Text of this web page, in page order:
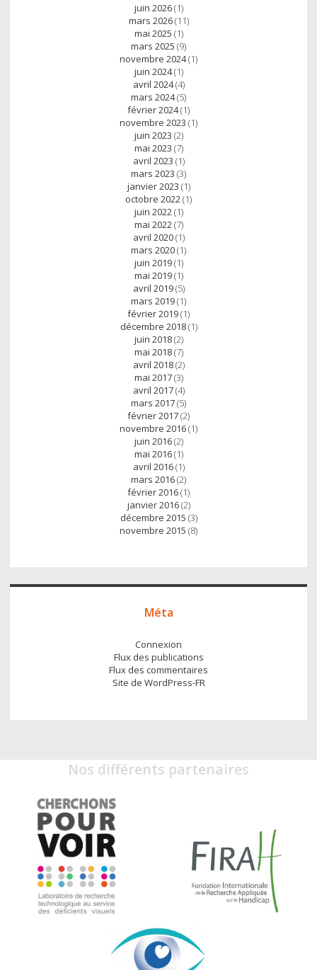
juin 2026(1)
mars 2026(11)
mai 2025 (1)
mars 2025 (9)
novembre 2024(1)
juin 2024(1)
avril 2024(4)
mars 2024(5)
février 2024(1)
novembre 2023 (1)
juin 2023 (2)
mai 2023 (7)
avril 2023 (1)
mars 2023 (3)
janvier 2023 (1)
octobre 2022(1)
juin 2022(1)
mai 2022(7)
avril 2020(1)
mars 2020(1)
juin 2019(1)
mai 2019(1)
avril 2019(5)
mars 2019(1)
février 2019(1)
décembre 2018(1)
juin 2018(2)
mai 2018(7)
avril 2018(2)
mai 2017(3)
avril 2017(4)
mars 2017(5)
février 2017(2)
novembre 2016(1)
juin 2016(2)
mai 2016(1)
avril 2016(1)
mars 2016(2)
février 2016(1)
janvier 2016(2)
décembre 2015 (3)
novembre 2015 (8)
Méta
Connexion
Flux des publications
Flux des commentaires
Site de WordPress-FR
Nos différents partenaires